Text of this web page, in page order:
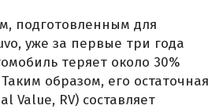
подготовленным для
уже за первые три года
теряет около 30%
образом, его остаточная
Value, RV) составляет